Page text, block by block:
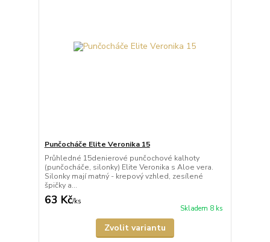
Punčocháče Elite Veronika 15
Průhledné 15denierové punčochové kalhoty
(punčocháče, silonky) Elite Veronika s Aloe vera.
Silonky mají matný - krepový vzhled, zesílené
špičky a...
63 Kč/ks
Skladem 8 ks
Zvolit variantu